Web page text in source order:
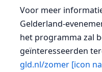
Voor meer
Gelderland-
het programma zal
geïnteresseerden
gld.nl/zomer [icon